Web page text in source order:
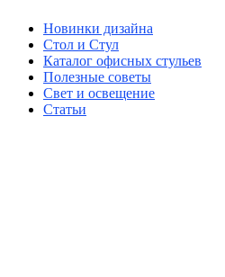
Новинки дизайна
Стол и Стул
Каталог офисных стульев
Полезные советы
Свет и освещение
Статьи